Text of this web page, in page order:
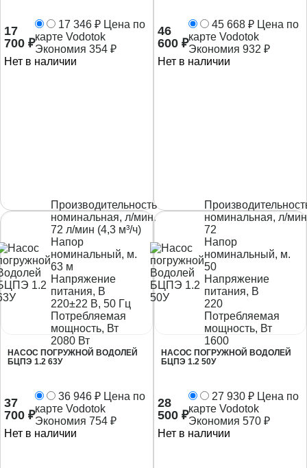
17
700 ₽
17 346 ₽ Цена по
карте Vodotok
Экономия 354 ₽
Нет в наличии
46
600 ₽
45 668 ₽ Цена по
карте Vodotok
Экономия 932 ₽
Нет в наличии
Производительность
номинальная, л/мин.
72 л/мин (4,3 м³/ч)
Напор
номинальный, м.
63 м
Напряжение
питания, В
220±22 В, 50 Гц
Потребляемая
мощность, Вт
2080 Вт
НАСОС ПОГРУЖНОЙ ВОДОЛЕЙ
БЦПЭ 1.2 63У
37
700 ₽
36 946 ₽ Цена по
карте Vodotok
Экономия 754 ₽
Нет в наличии
номинальная, л/
72
Напор
номинальный, м.
50
Напряжение
питания, В
220
Потребляемая
мощность, Вт
1600
НАСОС ПОГРУЖНОЙ ВОДОЛЕЙ
БЦПЭ 1.2 50У
28
500 ₽
27 930 ₽ Цена по
карте Vodotok
Экономия 570 ₽
Нет в наличии